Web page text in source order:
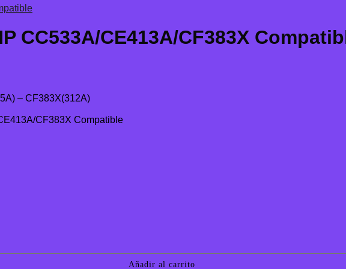
CC533A/CE413A/CF383X
– CF383X(312A)
Añadir al carrito